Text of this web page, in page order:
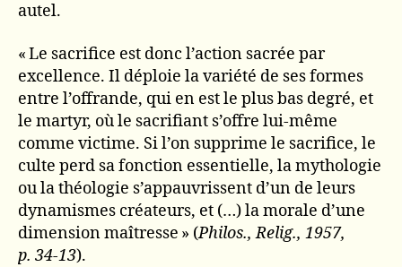
autel.
« Le sacrifice est donc l’action sacrée par
excellence. Il déploie la variété de ses formes
entre l’offrande, qui en est le plus bas degré, et
le martyr, où le sacrifiant s’offre lui-même
comme victime. Si l’on supprime le sacrifice, le
culte perd sa fonction essentielle, la mythologie
ou la théologie s’appauvrissent d’un de leurs
dynamismes créateurs, et (…) la morale d’une
dimension maîtresse » (Philos., Relig., 1957,
p. 34-13).